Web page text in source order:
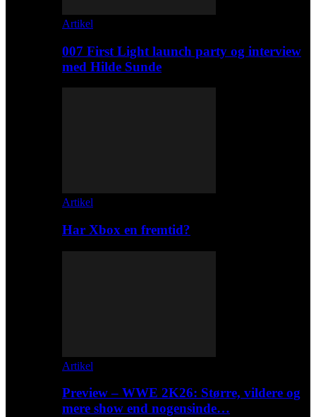
Artikel
007 First Light launch party og interview
med Hilde Sunde
Artikel
Har Xbox en fremtid?
Artikel
Preview – WWE 2K26: Større, vildere og
mere show end nogensinde…